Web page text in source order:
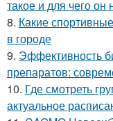
такое и для чего он
8. Какие
в городе
9. Эффективность
препаратов:
10. Где смотреть
актуальное